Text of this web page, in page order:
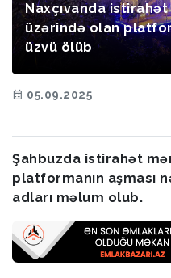
Naxçıvanda
üzərində olan
üzvü ölüb
05.09.2025
Şahbuzda istirahət
platformanın aşması
adları məlum olub.